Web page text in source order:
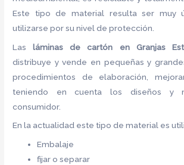
Este tipo de material resulta ser muy
utilizarse por su nivel de protección.
Las láminas de cartón en Granjas
distribuye y vende en pequeñas y
procedimientos de elaboración,
teniendo en cuenta los diseños y
consumidor.
En la actualidad este tipo de material es
Embalaje
fijar o separar